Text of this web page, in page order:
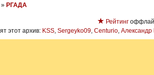
РГАДА
★ Рейтинг
этот архив: KSS, Sergeyko09, Centurio,